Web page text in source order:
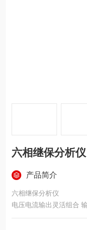
六相继保分析仪
产品简介
六相继保分析仪
电压电流输出灵活组合 输出达6相电压6相电流，可任意组合实现
常规4相电压3相电流型